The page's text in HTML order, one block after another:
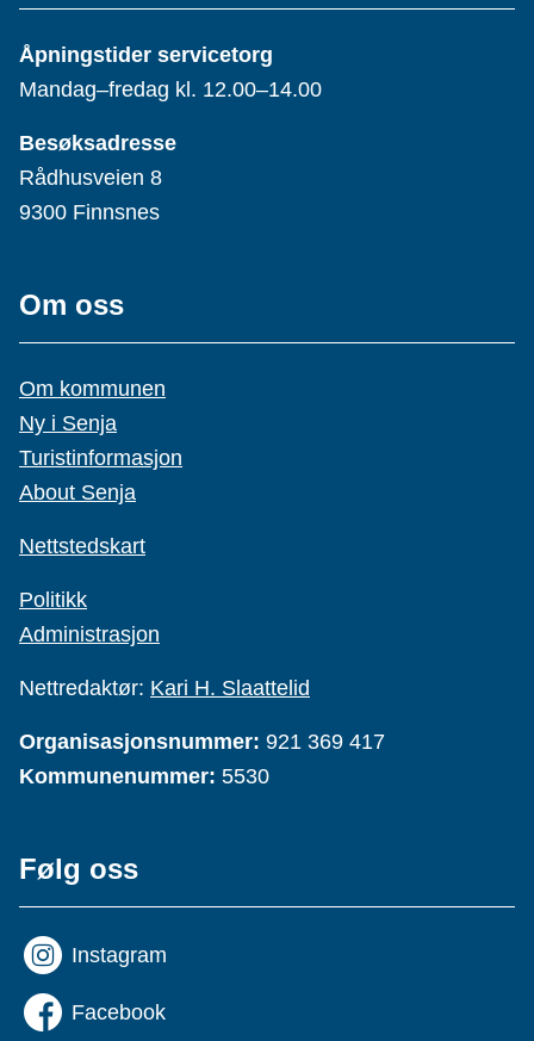
Åpningstider servicetorg
Mandag–fredag kl. 12.00–14.00
Besøksadresse
Rådhusveien 8
9300 Finnsnes
Om oss
Om kommunen
Ny i Senja
Turistinformasjon
About Senja
Nettstedskart
Politikk
Administrasjon
Nettredaktør: Kari H. Slaattelid
Organisasjonsnummer: 921 369 417
Kommunenummer: 5530
Følg oss
Instagram
Facebook